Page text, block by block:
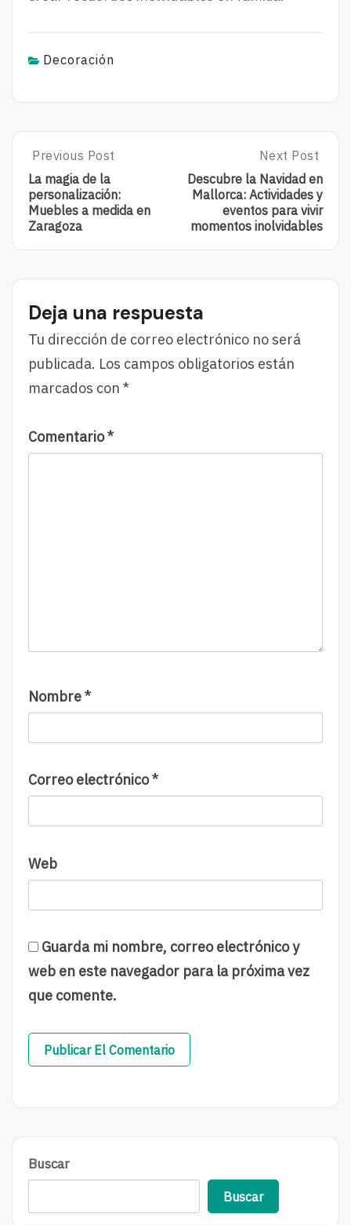
Decoración
Post
navigation
Previous
Post:
La
Magia
De
En
Zaragoza
Previous Post
La magia de la
personalización:
Muebles a medida en
Zaragoza
Next
Post:
Descubre
La
Navidad
Momentos
Inolvidables
Next Post
Descubre la Navidad en
Mallorca: Actividades y
eventos para vivir
momentos inolvidables
Deja una respuesta
Tu dirección de correo electrónico no será
publicada. Los campos obligatorios están
marcados con *
Comentario*
Nombre*
Correo electrónico*
Web
Guarda mi nombre, correo electrónico y
web en este navegador para la próxima vez
que comente.
Buscar
Buscar